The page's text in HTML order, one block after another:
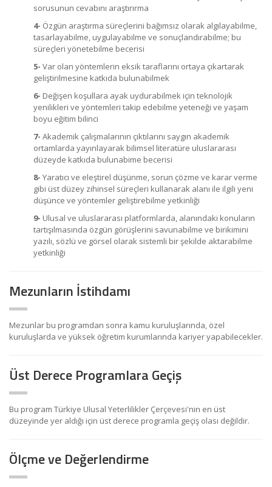
sorusunun cevabını araştırırma
4- Özgün araştırma süreçlerini bağımsız olarak algılayabilme,
tasarlayabilme, uygulayabilme ve sonuçlandırabilme; bu
süreçleri yönetebilme becerisi
5- Var olan yöntemlerin eksik taraflarını ortaya çıkartarak
geliştirilmesine katkıda bulunabilmek
6- Değişen koşullara ayak uydurabilmek için teknolojik
yenilikleri ve yöntemleri takip edebilme yeteneği ve yaşam
boyu eğitim bilinci
7- Akademik çalışmalarının çıktılarını saygın akademik
ortamlarda yayınlayarak bilimsel literatüre uluslararası
düzeyde katkıda bulunabime becerisi
8- Yaratıcı ve eleştirel düşünme, sorun çözme ve karar verme
gibi üst düzey zihinsel süreçleri kullanarak alanı ile ilgili yeni
düşünce ve yöntemler geliştirebilme yetkinliği
9- Ulusal ve uluslararası platformlarda, alanındaki konuların
tartışılmasında özgün görüşlerini savunabilme ve birikimini
yazılı, sözlü ve görsel olarak sistemli bir şekilde aktarabilme
yetkinliği
Mezunların İstihdamı
Mezunlar bu programdan sonra kamu kuruluşlarında, özel
kuruluşlarda ve yüksek öğretim kurumlarında kariyer yapabilecekler.
Üst Derece Programlara Geçiş
Bu program Türkiye Ulusal Yeterlilikler Çerçevesi'nin en üst
düzeyinde yer aldığı için üst derece programla geçiş olası değildir.
Ölçme ve Değerlendirme